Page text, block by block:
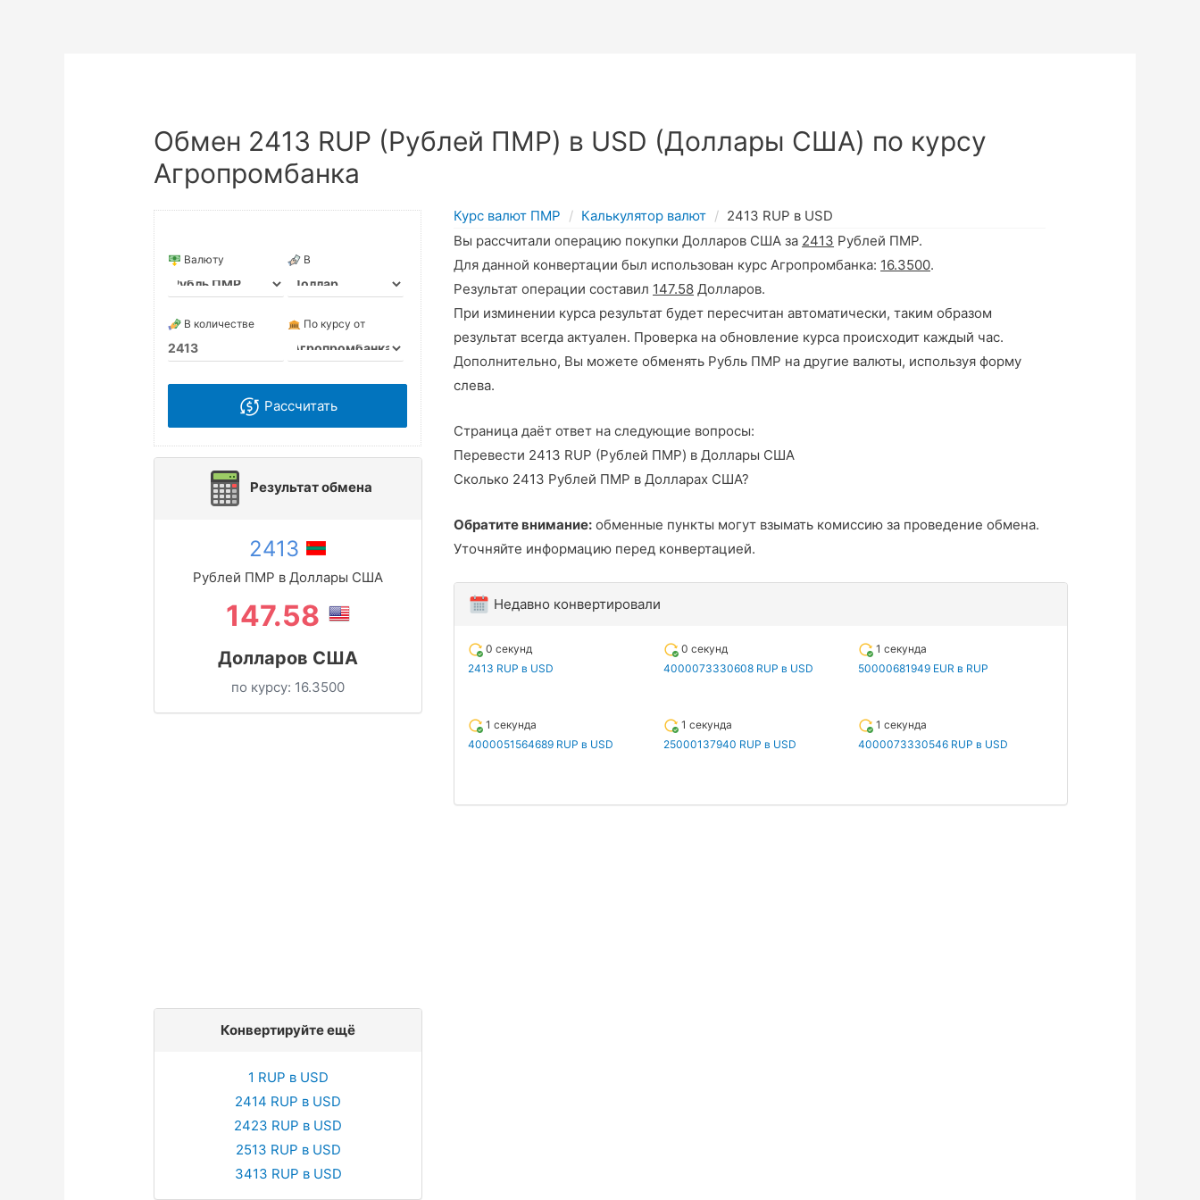
Обмен 2413 RUP (Рублей ПМР) в USD (Доллары США) по курсу
Агропромбанка
Валюту В
В количестве По курсу от
Рассчитать
Результат обмена
2413
Рублей ПМР в Доллары США
147.58
Долларов США
по курсу: 16.3500
Конвертируйте ещё
1 RUP в USD
2414 RUP в USD
2423 RUP в USD
2513 RUP в USD
3413 RUP в USD
Курс валют ПМР Калькулятор валют
2413 RUP в USD
Вы рассчитали операцию покупки Долларов США за 2413 Рублей ПМР.
Для данной конвертации был использован курс Агропромбанка: 16.3500.
Результат операции составил 147.58 Долларов.
При изминении курса результат будет пересчитан автоматически, таким образом
результат всегда актуален. Проверка на обновление курса происходит каждый час.
Дополнительно, Вы можете обменять Рубль ПМР на другие валюты, используя форму
слева.
Страница даёт ответ на следующие вопросы:
Перевести 2413 RUP (Рублей ПМР) в Доллары США
Сколько 2413 Рублей ПМР в Долларах США?
Обратите внимание: обменные пункты могут взымать комиссию за проведение обмена.
Уточняйте информацию перед конвертацией.
Недавно конвертировали
0 секунд
2413 RUP в USD
0 секунд
4000073330608 RUP в USD
1 секунда
50000681949 EUR в RUP
1 секунда
4000051564689 RUP в USD
1 секунда
25000137940 RUP в USD
1 секунда
4000073330546 RUP в USD